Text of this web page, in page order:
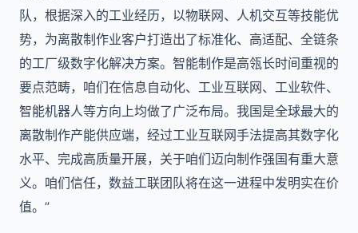
队，根据深入的工业经历，以物联网、人机交互等技能优
势，为离散制作业客户打造出了标准化、高适配、全链条
的工厂级数字化解决方案。智能制作是高瓴长时间重视的
要点范畴，咱们在信息自动化、工业互联网、工业软件、
智能机器人等方向上均做了广泛布局。我国是全球最大的
离散制作产能供应端，经过工业互联网手法提高其数字化
水平、完成高质量开展，关于咱们迈向制作强国有重大意
义。咱们信任，数益工联团队将在这一进程中发明实在价
值。”